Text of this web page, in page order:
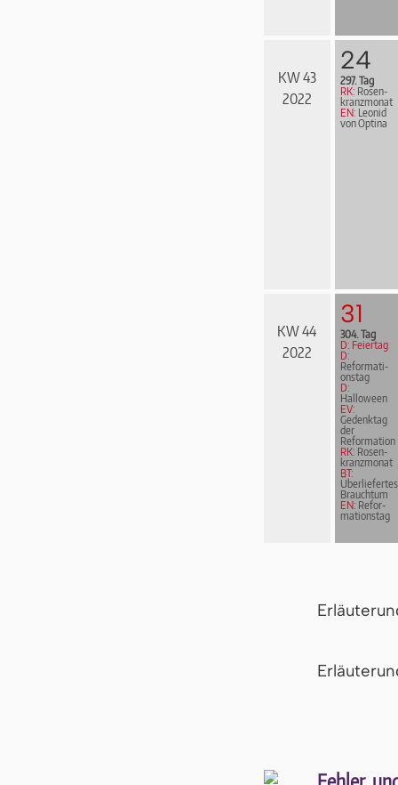
KW 43
2022
24
297. Tag
RK: Rosen­
kranz­mo­nat
EN: Leonid
von Optina
KW 44
2022
31
304. Tag
D: Feiertag
D:
Re­for­ma­ti­
ons­tag
D:
Halloween
EV:
Gedenktag
der
Reformation
RK: Rosen­
kranz­mo­nat
BT:
Überliefertes
Brauchtum
EN: Re­for­
ma­ti­ons­tag